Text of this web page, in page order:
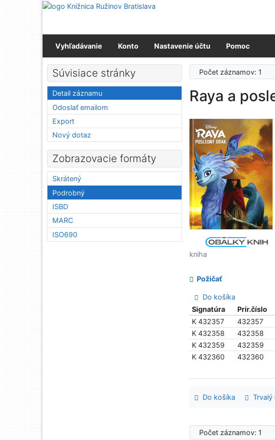
Prejsť na obsah
Vyhľadávanie Konto Nastavenie účtu Pomoc
Počet záznamov: 1
Raya a
kniha
Požičať
Do košíka
Signatúra
Prír.číslo
K 432357
432357
K 432358
432358
K 432359
432359
K 432360
432360
Do košíka Trvalý
Počet záznamov: 1
Súvisiace stránky
Detail záznamu
Odoslať emailom
Export
Nový dotaz
Zobrazovacie formáty
Skrátený
Podrobný
ISBD
MARC
ISO690